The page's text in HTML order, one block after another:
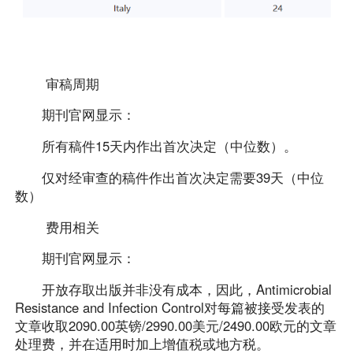
审稿周期
期刊官网显示：
所有稿件15天内作出首次决定（中位数）。
仅对经审查的稿件作出首次决定需要39天（中位
数）
费用相关
期刊官网显示：
开放存取出版并非没有成本，因此，Antimicrobial
Resistance and Infection Control对每篇被接受发表的
文章收取2090.00英镑/2990.00美元/2490.00欧元的文章
处理费，并在适用时加上增值税或地方税。